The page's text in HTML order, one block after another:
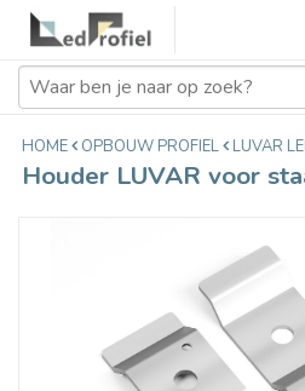
Houder LUVAR voor
€4,35
HOME OPBOUW PROFIEL LUVAR
Houder LUVAR voor